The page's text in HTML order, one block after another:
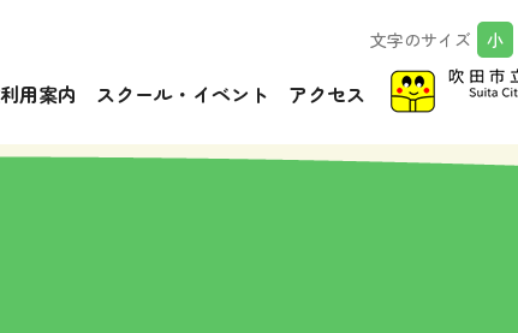
文字のサイズ 小
用案内 スクール・イベント アクセス